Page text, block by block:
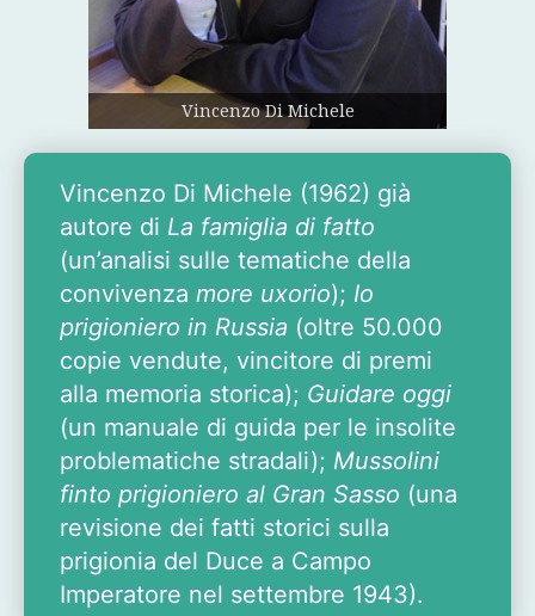
Vincenzo Di Michele
Vincenzo Di Michele (1962) già
autore di La famiglia di fatto
(un’analisi sulle temati­che della
convivenza more uxorio); Io
prigioniero in Russia (oltre 50.000
copie vendute, vincitore di premi
alla memoria storica); Guidare oggi
(un manuale di guida per le insolite
problematiche stradali); Mussolini
finto prigioniero al Gran Sasso (una
revisione dei fatti storici sulla
prigionia del Duce a Campo
Imperatore nel settembre 1943).